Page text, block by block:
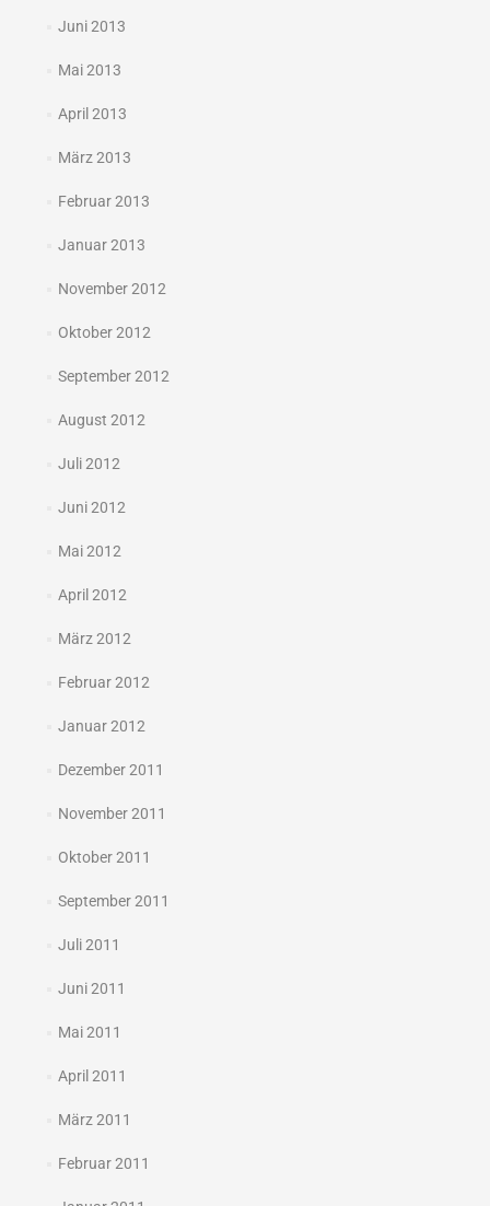
Juni 2013
Mai 2013
April 2013
März 2013
Februar 2013
Januar 2013
November 2012
Oktober 2012
September 2012
August 2012
Juli 2012
Juni 2012
Mai 2012
April 2012
März 2012
Februar 2012
Januar 2012
Dezember 2011
November 2011
Oktober 2011
September 2011
Juli 2011
Juni 2011
Mai 2011
April 2011
März 2011
Februar 2011